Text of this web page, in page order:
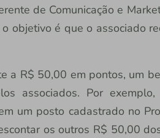
de Comunicação e
objetivo é que o associado
a R$ 50,00 em pontos, um
associados. Por
um posto cadastrado no
os outros R$ 50,00